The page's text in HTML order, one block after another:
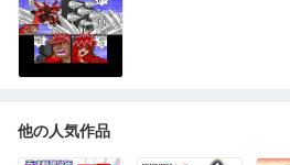
他の人気作品